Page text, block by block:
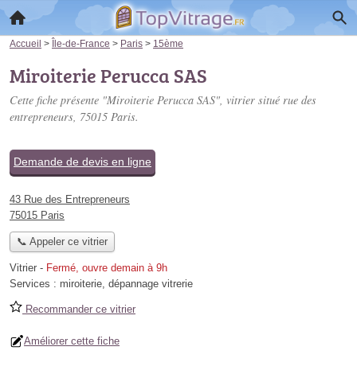
Accueil > Île-de-France > Paris > 15ème
Miroiterie Perucca SAS
Cette fiche présente "Miroiterie Perucca SAS", vitrier situé rue des
entrepreneurs, 75015 Paris.
Demande de devis en ligne
43 Rue des Entrepreneurs
75015 Paris
📞 Appeler ce vitrier
Vitrier - Fermé, ouvre demain à 9h
Services : miroiterie, dépannage vitrerie
Recommander ce vitrier
Améliorer cette fiche